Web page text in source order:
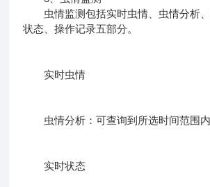
虫情监测包括实时虫情、虫情分析、
状态、操作记录五部分。
实时虫情
虫情分析：可查询到所选时间范围内
实时状态